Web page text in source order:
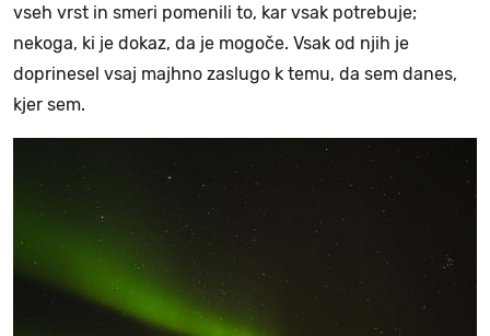
vseh vrst in smeri pomenili to, kar vsak potrebuje;
nekoga, ki je dokaz, da je mogoče. Vsak od njih je
doprinesel vsaj majhno zaslugo k temu, da sem danes,
kjer sem.